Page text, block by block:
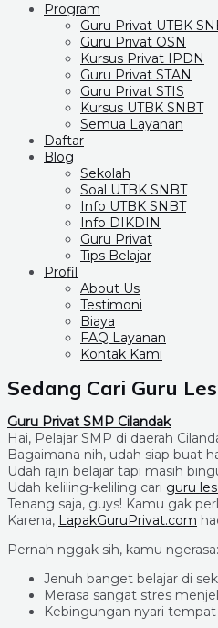
Program
Guru Privat UTBK
Guru Privat OSN
Kursus Privat IPDN
Guru Privat STAN
Guru Privat STIS
Kursus UTBK SNBT
Semua Layanan
Daftar
Blog
Sekolah
Soal UTBK SNBT
Info UTBK SNBT
Info DIKDIN
Guru Privat
Tips Belajar
Profil
About Us
Testimoni
Biaya
FAQ Layanan
Kontak Kami
Sedang Cari Guru
Guru Privat SMP Cilandak
Hai, Pelajar SMP di daerah
Bagaimana nih, udah siap buat
Udah rajin belajar tapi masih
Udah keliling-keliling cari guru
Tenang saja, guys! Kamu gak
Karena, LapakGuruPrivat.com
Pernah nggak sih, kamu ngerasa:
Jenuh banget belajar di
Merasa sangat stres
Kebingungan nyari tempat